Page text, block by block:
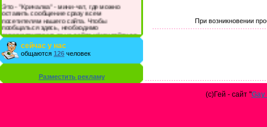
Это - "Кричалка" - мини-чат, где можно
оставить сообщение сразу всем
посетителям нашего сайта. Чтобы
пообщаться здесь, необходимо
зарегистрироваться на сайте и/или войти со
своими логином и паролем.
сейчас у нас
общаются 126 человек
Разместить рекламу
При возникновении
(с)Гей - сайт "Gay